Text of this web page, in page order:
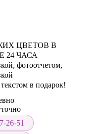
ЦВЕТОВ В
24 ЧАСА
фотоотчетом,
в подарок!
26-51